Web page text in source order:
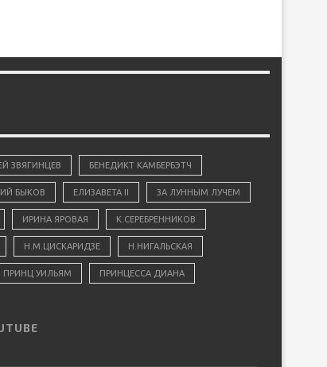
ЗВЯГИНЦЕВ БЕНЕДИКТ КАМБЕРБЭТЧ
БЫКОВ ЕЛИЗАВЕТА II ЗА ЛУННЫМ ЛУЧЕМ
ИРИНА ЯРОВАЯ К.СЕРЕБРЕННИКОВ
Н.М.ЦИСКАРИДЗЕ Н.НИГАЛЬСКАЯ
ПРИНЦ УИЛЬЯМ ПРИНЦЕССА ДИАНА